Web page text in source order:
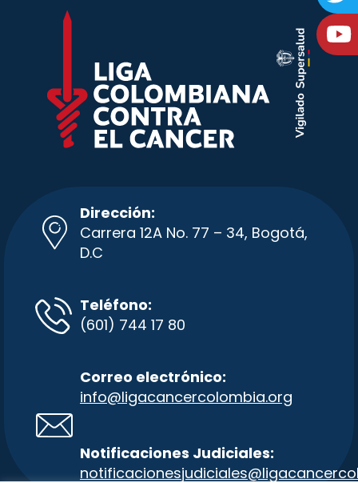
Dirección:
Carrera 12A No. 77 – 34, Bogotá,
D.C
Teléfono:
(601) 744 17 80
Correo electrónico:
info@ligacancercolombia.org
Notificaciones Judiciales:
notificacionesjudiciales@ligacancer